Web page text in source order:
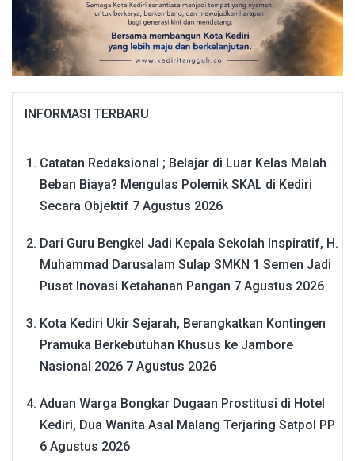
INFORMASI TERBARU
Catatan Redaksional ; Belajar di Luar Kelas Malah
Beban Biaya? Mengulas Polemik SKAL di Kediri
Secara Objektif 7 Agustus 2026
Dari Guru Bengkel Jadi Kepala Sekolah Inspiratif, H.
Muhammad Darusalam Sulap SMKN 1 Semen Jadi
Pusat Inovasi Ketahanan Pangan 7 Agustus 2026
Kota Kediri Ukir Sejarah, Berangkatkan Kontingen
Pramuka Berkebutuhan Khusus ke Jambore
Nasional 2026 7 Agustus 2026
Aduan Warga Bongkar Dugaan Prostitusi di Hotel
Kediri, Dua Wanita Asal Malang Terjaring Satpol PP
6 Agustus 2026